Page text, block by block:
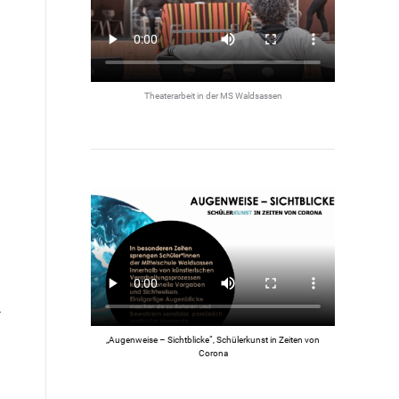
Theaterarbeit in der MS Waldsassen
„Augenweise – Sichtblicke“, Schülerkunst in Zeiten von
Corona